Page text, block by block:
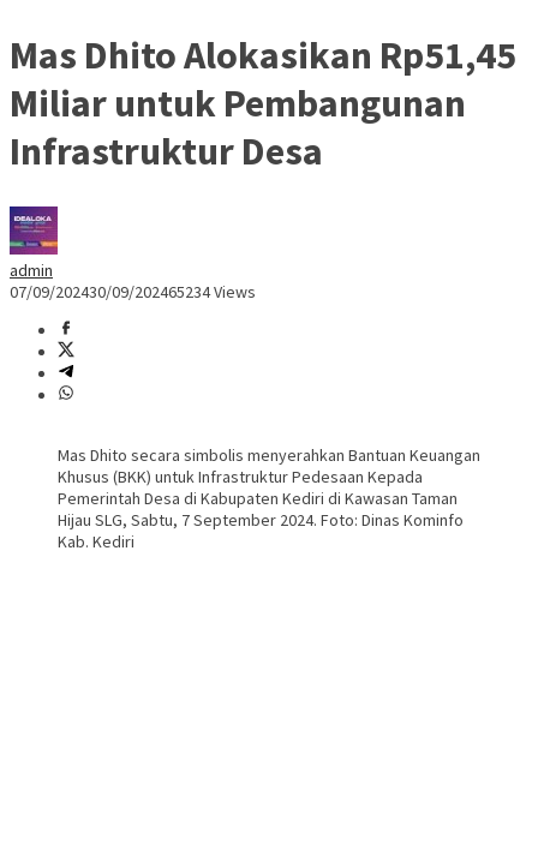
Mas Dhito Alokasikan Rp51,45
Miliar untuk Pembangunan
Infrastruktur Desa
admin
07/09/202430/09/202465234 Views
Mas Dhito secara simbolis menyerahkan Bantuan Keuangan
Khusus (BKK) untuk Infrastruktur Pedesaan Kepada
Pemerintah Desa di Kabupaten Kediri di Kawasan Taman
Hijau SLG, Sabtu, 7 September 2024. Foto: Dinas Kominfo
Kab. Kediri